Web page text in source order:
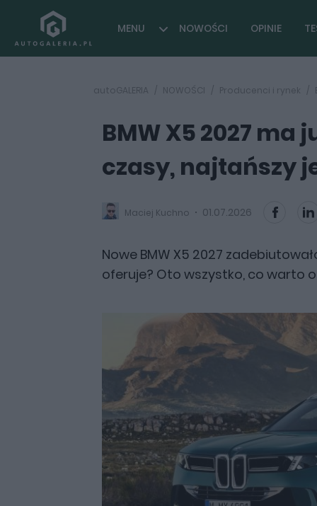
MENU NOWOŚCI OPINIE
autoGALERIA NOWOŚCI Producenci i rynek
BMW X5 2027 ma
czasy, najtańszy
Maciej Kuchno 01.07.2026
Nowe BMW X5 2027
oferuje? Oto wszystko, co warto